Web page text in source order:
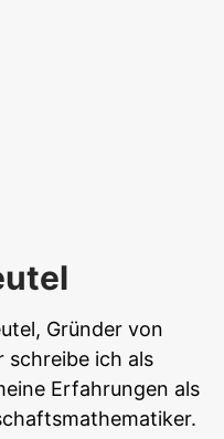
Gründer von
schreibe ich als
Erfahrungen als